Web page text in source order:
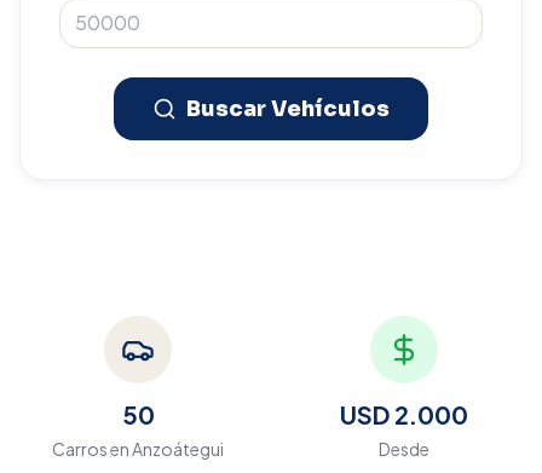
Buscar Vehículos
50
Carros enAnzoátegui
USD 2.000
Desde